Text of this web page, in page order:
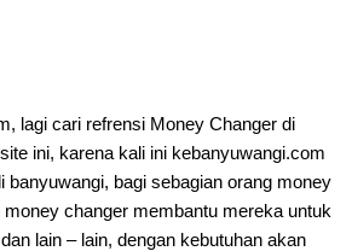
lagi cari refrensi Money Changer di
ini, karena kali ini kebanyuwangi.com
bagi sebagian orang money
changer membantu mereka untuk
lain – lain, dengan kebutuhan akan